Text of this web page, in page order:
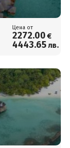
Цена от
2272.00 €
4443.65 лв.